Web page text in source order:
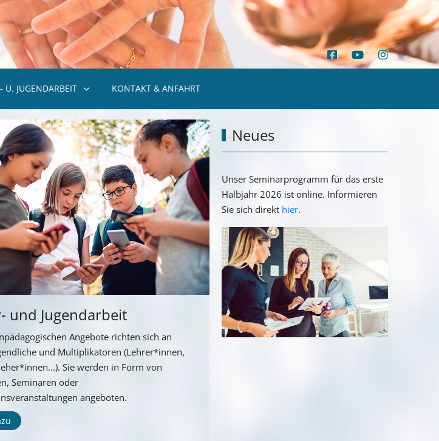
U. JUGENDARBEIT KONTAKT & ANFAHRT
und Jugendarbeit
Angebote richten sich an
und Multiplikatoren (Lehrer*innen,
Sie werden in Form von
Seminaren oder
angeboten.
Neues
Unser Seminarprogramm für das erste
Halbjahr 2026 ist online. Informieren
Sie sich direkt hier.